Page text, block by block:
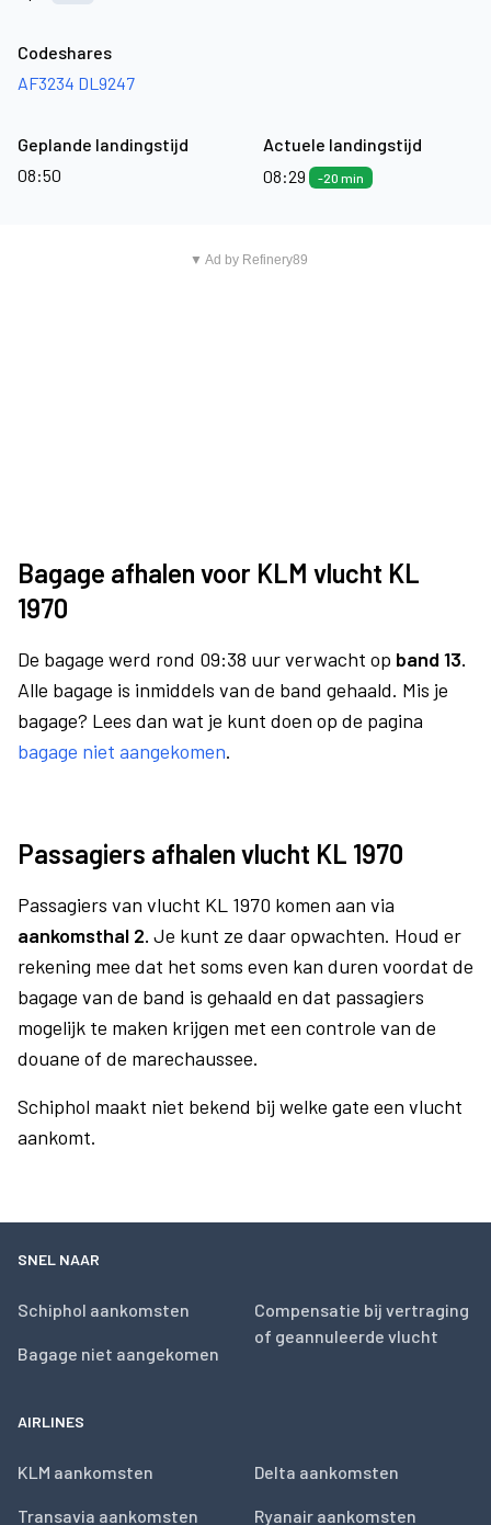
Codeshares
AF3234 DL9247
Geplande landingstijd
08:50
Actuele landingstijd
08:29
-20 min
▼ Ad by Refinery89
Bagage afhalen voor KLM vlucht KL
1970
De bagage werd rond 09:38 uur verwacht op band 13.
Alle bagage is inmiddels van de band gehaald. Mis je
bagage? Lees dan wat je kunt doen op de pagina
bagage niet aangekomen.
Passagiers afhalen vlucht KL 1970
Passagiers van vlucht KL 1970 komen aan via
aankomsthal 2. Je kunt ze daar opwachten. Houd er
rekening mee dat het soms even kan duren voordat de
bagage van de band is gehaald en dat passagiers
mogelijk te maken krijgen met een controle van de
douane of de marechaussee.
Schiphol maakt niet bekend bij welke gate een vlucht
aankomt.
SNEL NAAR
Schiphol aankomsten
Bagage niet aangekomen
Compensatie bij vertraging
of geannuleerde vlucht
AIRLINES
KLM aankomsten
Transavia aankomsten
Delta aankomsten
Ryanair aankomsten